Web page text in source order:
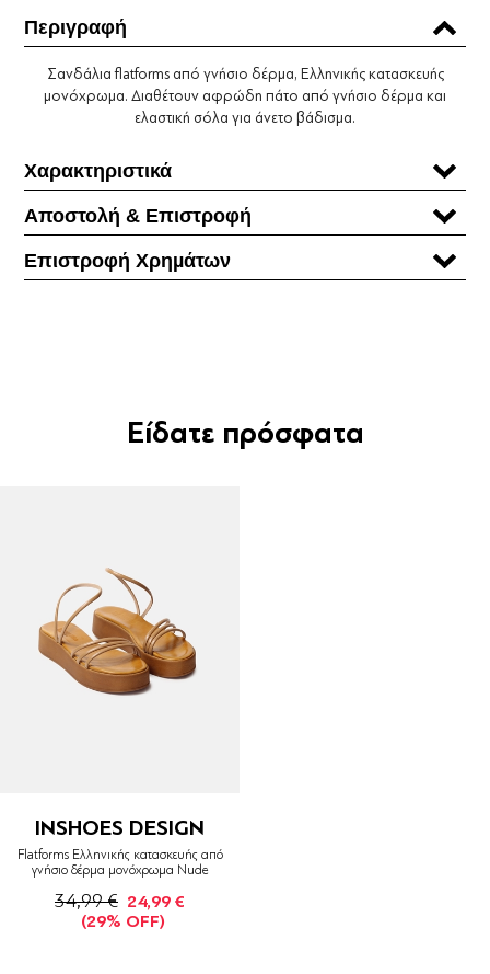
Περιγραφή
Σανδάλια flatforms από γνήσιο δέρμα, Ελληνικής κατασκευής
μονόχρωμα. Διαθέτουν αφρώδη πάτο από γνήσιο δέρμα και
ελαστική σόλα για άνετο βάδισμα.
Χαρακτηριστικά
Αποστολή & Επιστροφή
Επιστροφή Χρηµάτων
Είδατε πρόσφατα
INSHOES DESIGN
Flatforms Ελληνικής κατασκευής από
γνήσιο δέρμα μονόχρωμα Nude
34,99 € 24,99 €
(29% OFF)